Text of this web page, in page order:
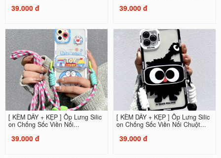
39.000 đ 39.000 đ
[ KÈM DÂY + KẸP ] Ốp Lưng Silic
on Chống Sốc Viền Nổi...
39.000 đ
[ KÈM DÂY + KẸP ] Ốp Lưng Silic
on Chống Sốc Viền Nổi Chuột...
39.000 đ